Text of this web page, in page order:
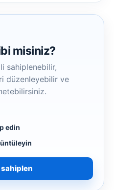
misiniz?
sahiplenebilir,
düzenleyebilir ve
edin